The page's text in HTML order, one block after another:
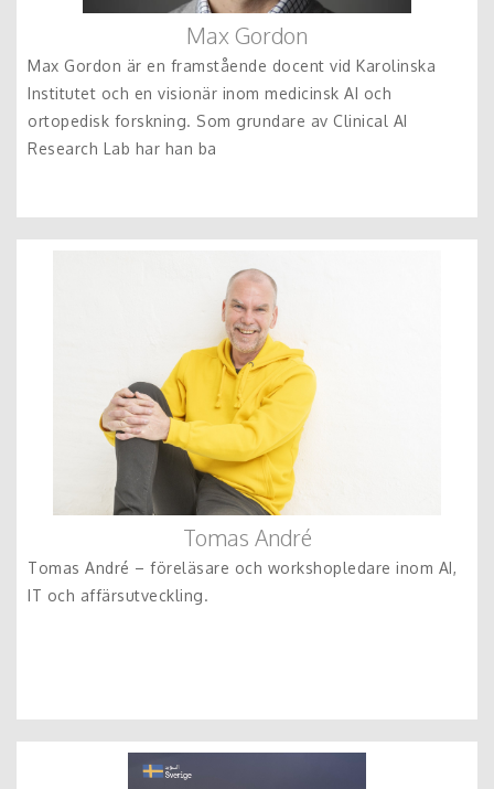
Max Gordon
Max Gordon är en framstående docent vid Karolinska
Institutet och en visionär inom medicinsk AI och
ortopedisk forskning. Som grundare av Clinical AI
Research Lab har han ba
Tomas André
Tomas André – föreläsare och workshopledare inom AI,
IT och affärsutveckling.